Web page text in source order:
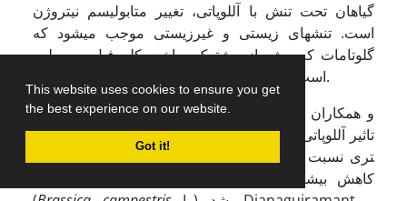
This website uses cookies to ensure you get
the best experience on our website.
Got it!
گیاهان تحت تنش با آللوپاتی، تغییر متابولیسم نیتروژن
است. تنش­های زیستی و غیر­زیستی موجب می­شود که
گلوتامات که پیش­ساز مشترک ساخت کلروفیل و پرولین
است، کمتر در مسیر سنتز کلروفیل وارد شود (43).
براساس پژوهش، Sarkar و همکاران (2012) بیان کردند
که عصاره اندام هوایی گیاهCassia toraتاثیر آللوپاتی قوی­
تری نسبت به عصاره ریشه همین گیاه داشت و موجب
کاهش بیشتر محتوای انواع کلروفیل­ها در گیاه خردل